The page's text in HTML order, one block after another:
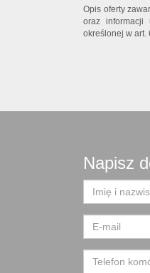
Opis oferty
oraz informacji
określonej w art.
Napisz